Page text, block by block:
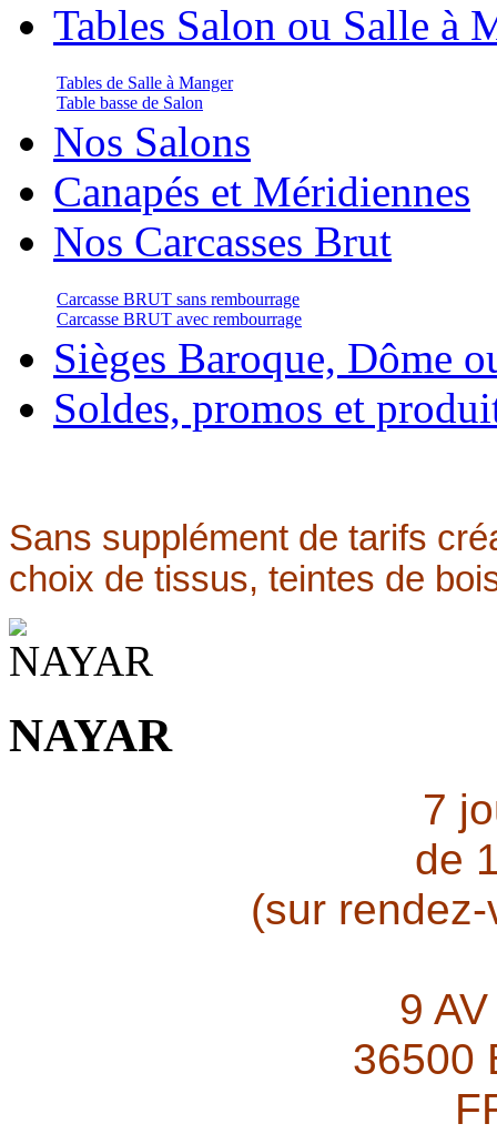
Tables Salon ou Salle à
Tables de Salle à Manger
Table basse de Salon
Nos Salons
Canapés et Méridiennes
Nos Carcasses Brut
Carcasse BRUT sans rembourrage
Carcasse BRUT avec rembourrage
Sièges Baroque, Dôme
Soldes, promos et
Sans supplément de tarifs
choix de tissus, teintes de
NAYAR
7
de
(sur
9
36500